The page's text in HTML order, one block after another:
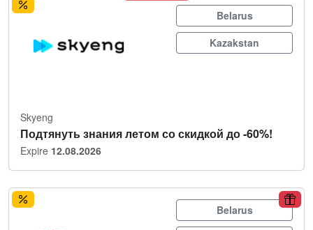
Belarus
Kazakstan
Skyeng
Подтянуть знания летом со скидкой до -60%!
Expire 12.08.2026
Belarus